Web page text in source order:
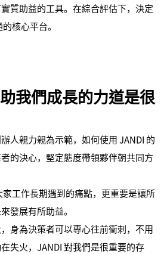
質助益的工具。在綜合評估下，決定
核心平台。
我們成長的力道是很
人親力親為示範，如何使用 JANDI 的
的決心，堅定態度帶領夥伴朝共同方
工作長期遇到的痛點，更重要是讓所
發展有所助益。
，身為決策者可以專心往前衝刺，不用
失火，JANDI 對我們是很重要的存